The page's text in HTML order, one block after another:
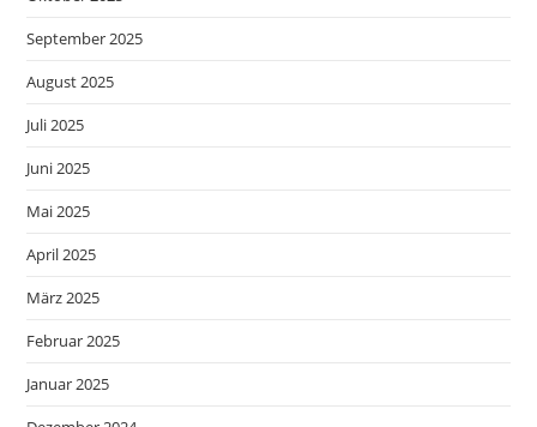
September 2025
August 2025
Juli 2025
Juni 2025
Mai 2025
April 2025
März 2025
Februar 2025
Januar 2025